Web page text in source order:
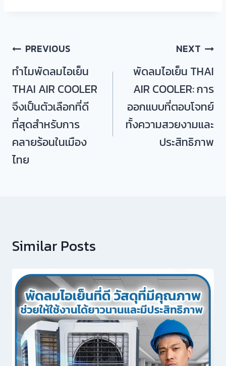
แนะแนว
เรื่อง
PREVIOUS
ทำไมพัดลมไอเย็น
THAI AIR COOLER
จึงเป็นตัวเลือกที่ดี
ที่สุดสำหรับการ
คลายร้อนในเมือง
ไทย
NEXT
พัดลมไอเย็น THAI
AIR COOLER: การ
ออกแบบที่ตอบโจทย์
ทั้งความสวยงามและ
ประสิทธิภาพ
Similar Posts